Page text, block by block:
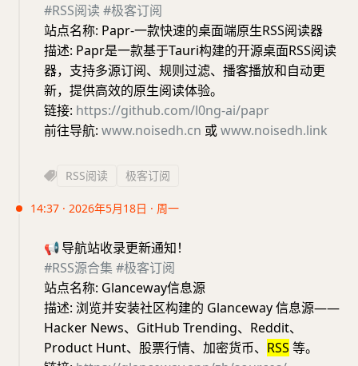
#RSS阅读 #极客订阅
站点名称: Papr-一款快速的桌面端原生RSS阅读器
描述: Papr是一款基于Tauri构建的开源桌面RSS阅读
器，支持多源订阅、规则过滤、播客播放和自动更
新，提供高效的原生阅读体验。
链接: https://github.com/l0ng-ai/papr
前往导航: www.noisedh.cn 或www.noisedh.link
RSS阅读 极客订阅
14:37 · 2026年5月18日 · 周一
📢导航站收录更新通知！
#RSS源合集 #极客订阅
站点名称: Glanceway信息源
描述: 浏览并安装社区构建的 Glanceway 信息源——
Hacker News、GitHub Trending、Reddit、
Product Hunt、股票行情、加密货币、 RSS 等。